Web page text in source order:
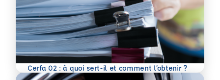
Cerfa 02 : à quoi sert-il et comment l’obtenir ?
En savoir plus